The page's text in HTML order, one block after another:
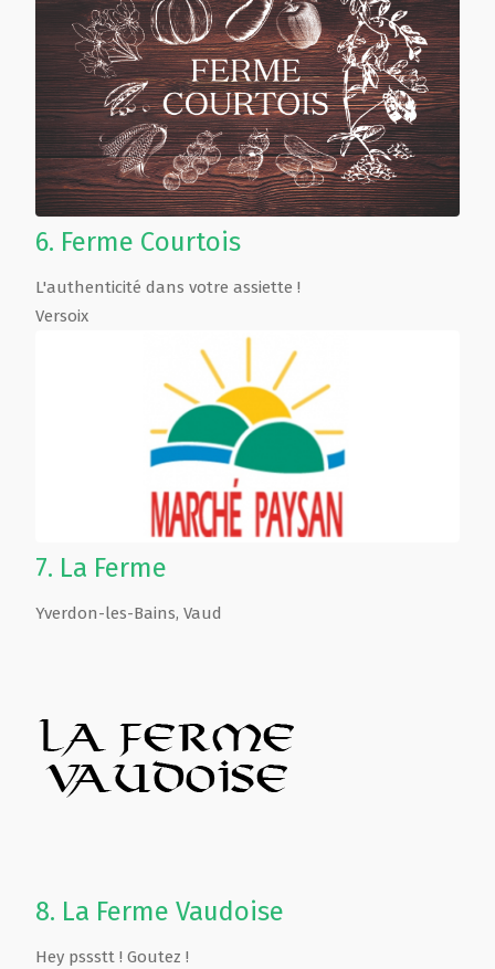
6. Ferme Courtois
L'authenticité dans votre assiette !
Versoix
7. La Ferme
Yverdon-les-Bains, Vaud
8. La Ferme Vaudoise
Hey pssstt ! Goutez !